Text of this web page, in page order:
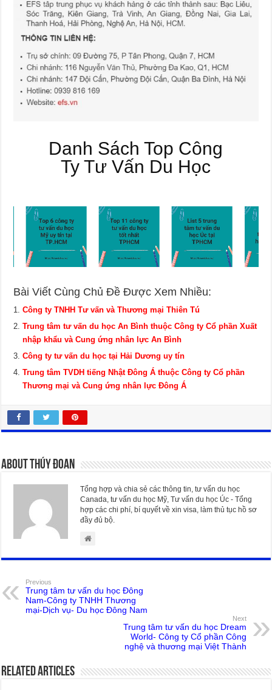
Danh Sách Top Công
Ty Tư Vấn Du Học
Bài Viết Cùng Chủ Đề Được Xem Nhiều:
Công ty TNHH Tư vấn và Thương mại Thiên Tú
Trung tâm tư vấn du học An Bình thuộc Công ty Cổ phần Xuất
nhập khẩu và Cung ứng nhân lực An Bình
Công ty tư vấn du học tại Hải Dương uy tín
Trung tâm TVDH tiếng Nhật Đông Á thuộc Công ty Cổ phần
Thương mại và Cung ứng nhân lực Đông Á
About Thúy Đoan
Tổng hợp và chia sẻ các thông tin, tư vấn du học
Canada, tư vấn du học Mỹ, Tư vấn du học Úc - Tổng
hợp các chi phí, bí quyết về xin visa, làm thủ tục hồ sơ
đầy đủ bộ.
Previous
Trung tâm tư vấn du học Đông
Nam-Công ty TNHH Thương
mại-Dịch vụ- Du học Đông Nam
Next
Trung tâm tư vấn du học Dream
World- Công ty Cổ phần Công
nghệ và thương mại Việt Thành
Related Articles